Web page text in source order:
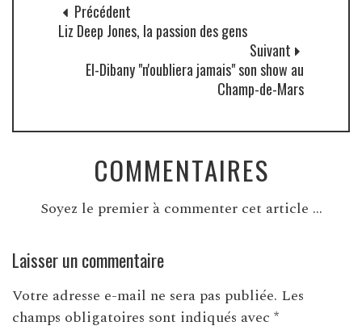
Précédent
Liz Deep Jones, la passion des gens
Suivant
El-Dibany "n'oubliera jamais" son show au
Champ-de-Mars
COMMENTAIRES
Soyez le premier à commenter cet article ...
Laisser un commentaire
Votre adresse e-mail ne sera pas publiée. Les
champs obligatoires sont indiqués avec *